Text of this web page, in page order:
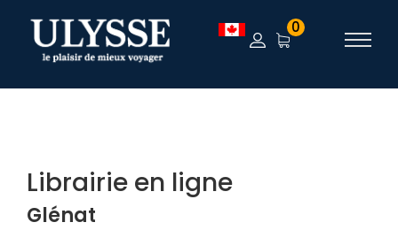
TEST 0
Librairie en ligne
Glénat